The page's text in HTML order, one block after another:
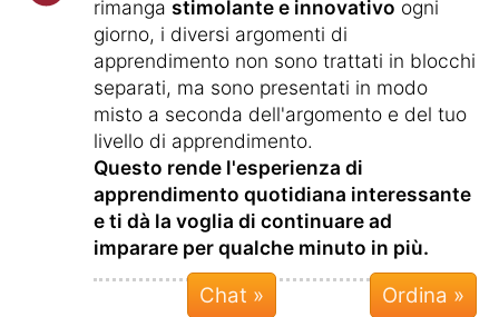
rimanga stimolante e innovativo ogni
giorno, i diversi argomenti di
apprendimento non sono trattati in blocchi
separati, ma sono presentati in modo
misto a seconda dell'argomento e del tuo
livello di apprendimento.
Questo rende l'esperienza di
apprendimento quotidiana interessante
e ti dà la voglia di continuare ad
imparare per qualche minuto in più.
Chat »